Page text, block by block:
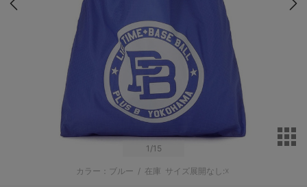
1 /15
カラー：ブルー / 在庫 サイズ展開なし:☓